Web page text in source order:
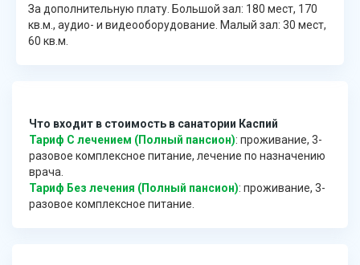
За дополнительную плату. Большой зал: 180 мест, 170
кв.м., аудио- и видеооборудование. Малый зал: 30 мест,
60 кв.м.
Что входит в стоимость в санатории Каспий
Тариф С лечением (Полный пансион): проживание, 3-
разовое комплексное питание, лечение по назначению
врача.
Тариф Без лечения (Полный пансион): проживание, 3-
разовое комплексное питание.